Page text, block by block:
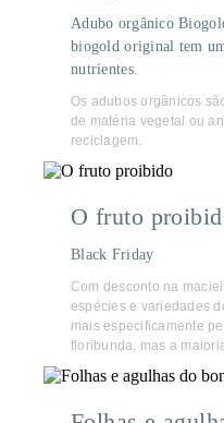
Adubo orgânico
biogold original tem
nutrientes.
Os adubos orgânicos
de matéria vegetal ou
reciclagem.
O fruto
Black Friday
Com desconto na
espécies e variedades
mais especificamente
floribunda, mas a